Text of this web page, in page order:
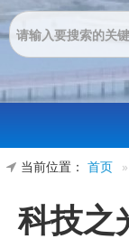
当前位置： 首页 »
科技之